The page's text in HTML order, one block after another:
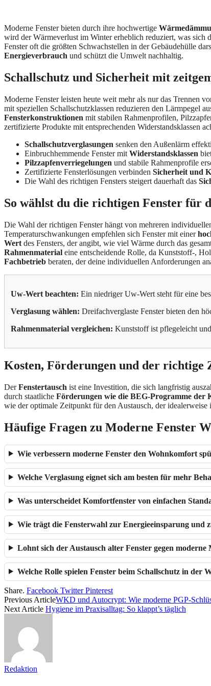
Moderne Fenster bieten durch ihre hochwertige
wird der Wärmeverlust im Winter erheblich reduziert, was sich
Fenster oft die größten Schwachstellen in der Gebäudehülle
Energieverbrauch und schützt die Umwelt nachhaltig.
Schallschutz und Sicherheit mit
Moderne Fenster leisten heute weit mehr als nur das Trennen
mit speziellen Schallschutzklassen reduzieren den Lärmpegel
Fensterkonstruktionen mit stabilen Rahmenprofilen,
zertifizierte Produkte mit entsprechenden Widerstandsklassen
Schallschutzverglasungen senken den Außenlärm
Einbruchhemmende Fenster mit Widerstandsklassen
Pilzzapfenverriegelungen und stabile Rahmenprofile
Zertifizierte Fensterlösungen verbinden Sicherheit und
Die Wahl des richtigen Fensters steigert dauerhaft das
So wählst du die richtigen Fenster für
Die Wahl der richtigen Fenster hängt von mehreren
Temperaturschwankungen empfehlen sich Fenster mit einer
Wert des Fensters, der angibt, wie viel Wärme durch das
Rahmenmaterial eine entscheidende Rolle, da Kunststoff-,
Fachbetrieb beraten, der deine individuellen Anforderungen
Uw-Wert beachten: Ein niedriger Uw-Wert steht für eine
Verglasung wählen: Dreifachverglaste Fenster bieten den
Rahmenmaterial vergleichen: Kunststoff ist pflegeleicht
Kosten, Förderungen und der richtige
DerFenstertausch ist eine Investition, die sich langfristig
durch staatliche Förderungen wie die BEG-Programme der
wie der optimale Zeitpunkt für den Austausch, der
Häufige Fragen zu Moderne Fenster
Wie verbessern moderne Fenster den Wohnkomfort
Welche Verglasung eignet sich am besten für mehr
Was unterscheidet Komfortfenster von einfachen
Wie trägt die Fensterwahl zur Energieeinsparung und
Lohnt sich der Austausch alter Fenster gegen moderne
Welche Rolle spielen Fenster beim Schallschutz in der
Share. Facebook Twitter Pinterest
Previous ArticleWKD und Autocrypt: Wie moderne PGP-
Next Article Hygiene im Praxisalltag: So klappt’s täglich
Redaktion